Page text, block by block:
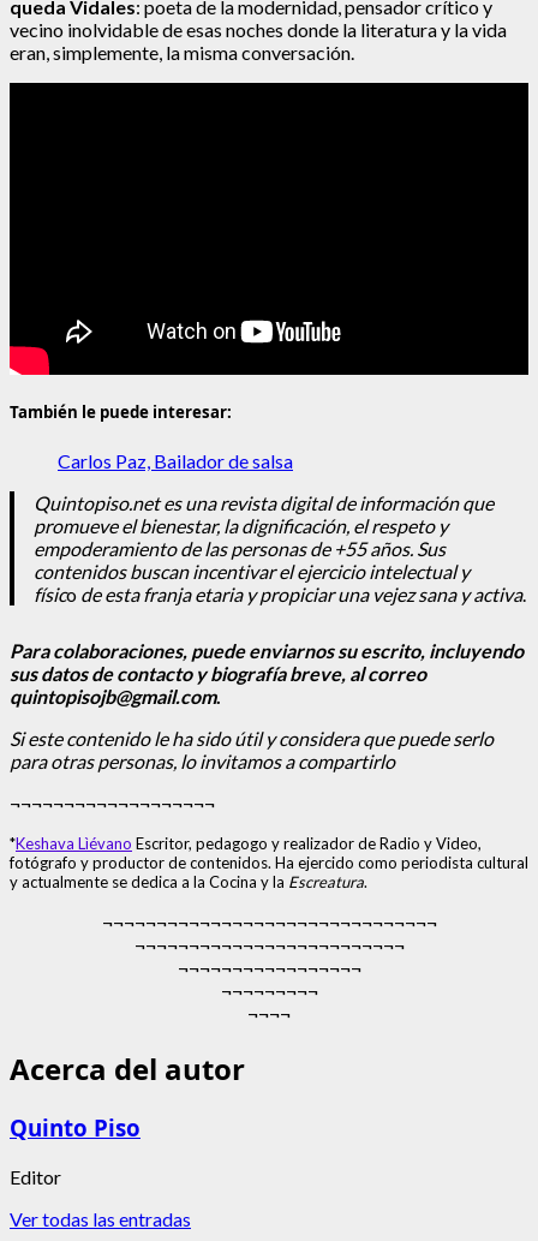
queda Vidales: poeta de la modernidad, pensador crítico y
vecino inolvidable de esas noches donde la literatura y la vida
eran, simplemente, la misma conversación.
También le puede interesar:
Carlos Paz, Bailador de salsa
Quintopiso.net es una revista digital de información que
promueve el bienestar, la dignificación, el respeto y
empoderamiento de las personas de +55 años. Sus
contenidos buscan incentivar el ejercicio intelectual y
físico de esta franja etaria y propiciar una vejez sana y activa.
Para colaboraciones, puede enviarnos su escrito, incluyendo
sus datos de contacto y biografía breve, al correo
quintopisojb@gmail.com.
Si este contenido le ha sido útil y considera que puede serlo
para otras personas, lo invitamos a compartirlo
¬¬¬¬¬¬¬¬¬¬¬¬¬¬¬¬¬¬¬
*Keshava Lìévano Escritor, pedagogo y realizador de Radio y Video,
fotógrafo y productor de contenidos. Ha ejercido como periodista cultural
y actualmente se dedica a la Cocina y la Escreatura.
¬¬¬¬¬¬¬¬¬¬¬¬¬¬¬¬¬¬¬¬¬¬¬¬¬¬¬¬¬¬¬
¬¬¬¬¬¬¬¬¬¬¬¬¬¬¬¬¬¬¬¬¬¬¬¬¬
¬¬¬¬¬¬¬¬¬¬¬¬¬¬¬¬¬
¬¬¬¬¬¬¬¬¬
¬¬¬¬
Acerca del autor
Quinto Piso
Editor
Ver todas las entradas